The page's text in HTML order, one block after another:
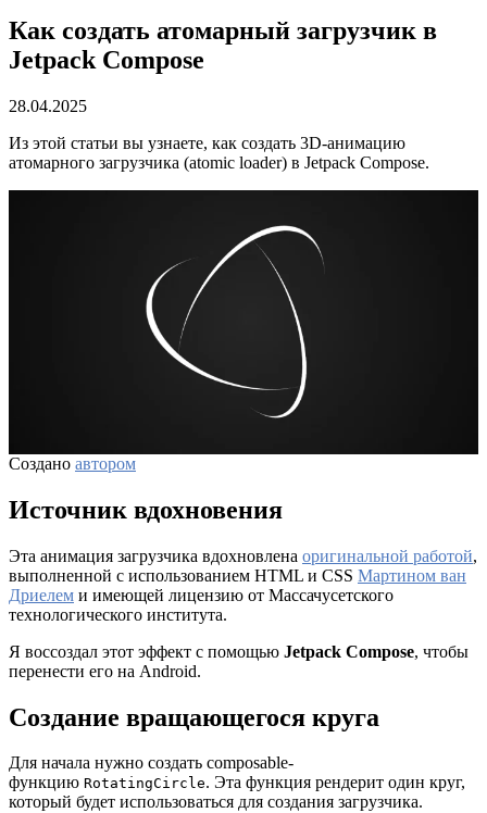
Как создать атомарный загрузчик в
Jetpack Compose
28.04.2025
Из этой статьи вы узнаете, как создать 3D-анимацию
атомарного загрузчика (atomic loader) в Jetpack Compose.
Создано автором
Источник вдохновения
Эта анимация загрузчика вдохновлена оригинальной работой,
выполненной с использованием HTML и CSS Мартином ван
Дриелем и имеющей лицензию от Массачусетского
технологического института.
Я воссоздал этот эффект с помощью Jetpack Compose, чтобы
перенести его на Android.
Создание вращающегося круга
Для начала нужно создать composable-
функцию RotatingCircle. Эта функция рендерит один круг,
который будет использоваться для создания загрузчика.